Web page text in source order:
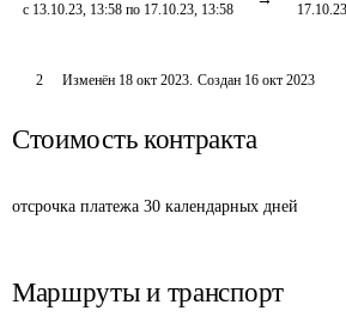
с 13.10.23, 13:58 по 17.10.23, 13:58
2 Изменён 18 окт 2023. Создан 16 окт 2023
Стоимость контракта
отсрочка платежа 30 календарных дней
Маршруты и транспорт